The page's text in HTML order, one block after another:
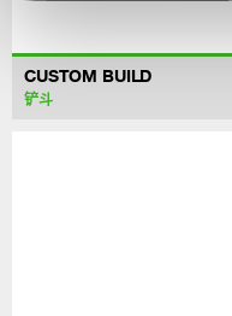
CUSTOM BUILD
铲斗